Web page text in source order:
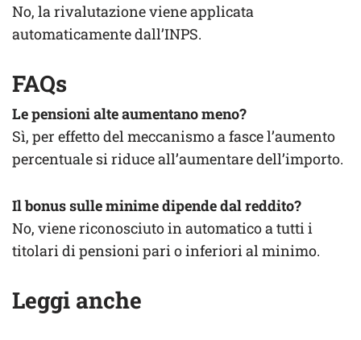
No, la rivalutazione viene applicata
automaticamente dall’INPS.
FAQs
Le pensioni alte aumentano meno?
Sì, per effetto del meccanismo a fasce l’aumento
percentuale si riduce all’aumentare dell’importo.
Il bonus sulle minime dipende dal reddito?
No, viene riconosciuto in automatico a tutti i
titolari di pensioni pari o inferiori al minimo.
Leggi anche